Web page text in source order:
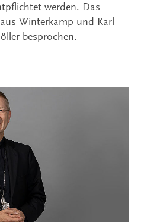
werden. Das
Winterkamp und Karl
besprochen.